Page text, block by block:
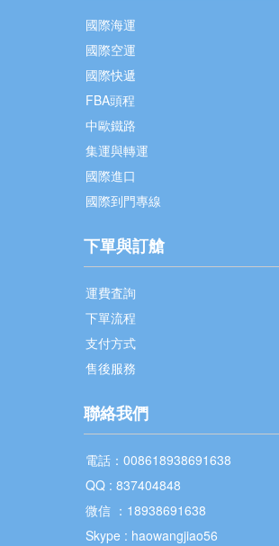
國際海運
國際空運
國際快遞
FBA頭程
中歐鐵路
集運與轉運
國際進口
國際到門專線
下單與訂艙
運費査詢
下單流程
支付方式
售後服務
聯絡我們
電話：008618938691638
QQ : 837404848
微信 ：18938691638
Skype : haowangjiao56